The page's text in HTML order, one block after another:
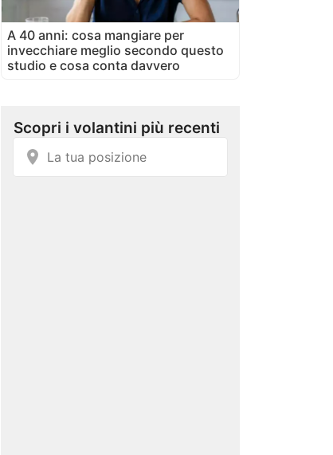
A 40 anni: cosa mangiare per
invecchiare meglio secondo questo
studio e cosa conta davvero